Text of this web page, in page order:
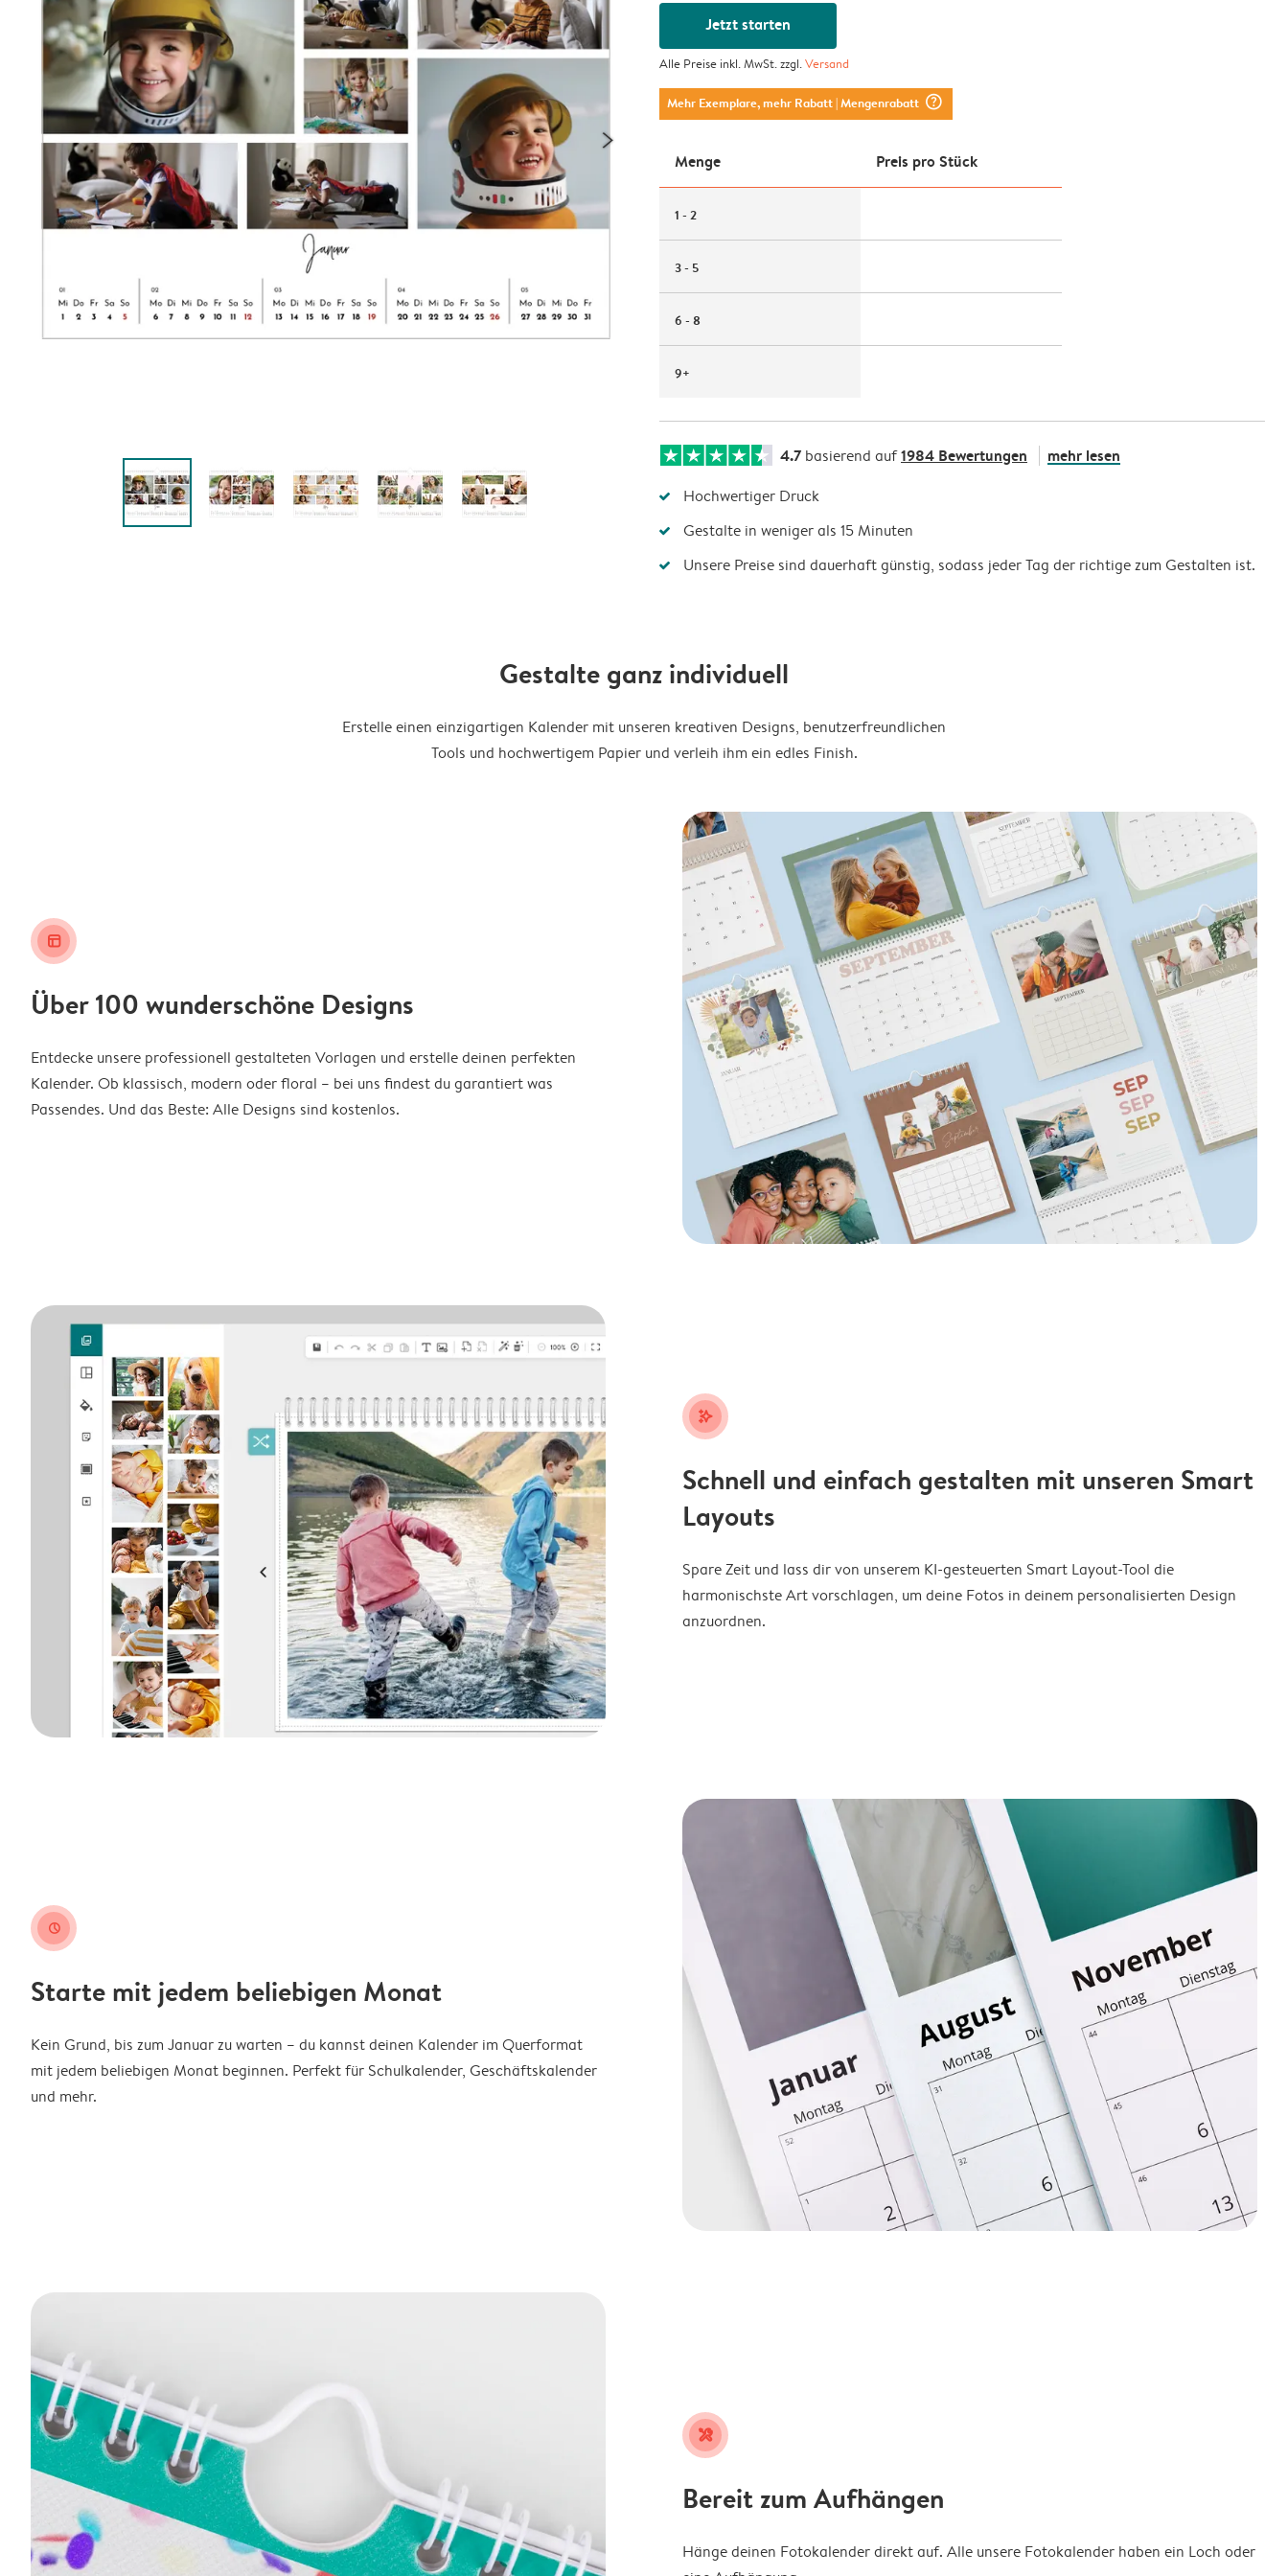
Jetzt starten
Alle Preise inkl. MwSt. zzgl.Versand
Mehr Exemplare, mehr Rabatt| Mengenrabatt question_mark_circle
Menge Preis pro Stück
1 - 2
3 - 5
6 - 8
9+
4.7 basierend auf1984 Bewertungen mehr lesen
Hochwertiger Druck
Gestalte in weniger als 15 Minuten
Unsere Preise sind dauerhaft günstig, sodass jeder Tag der richtige zum Gestalten ist.
Gestalte ganz individuell
Erstelle einen einzigartigen Kalender mit unseren kreativen Designs, benutzerfreundlichen
Tools und hochwertigem Papier und verleih ihm ein edles Finish.
layout_alt
Über 100 wunderschöne Designs
Entdecke unsere professionell gestalteten Vorlagen und erstelle deinen perfekten
Kalender. Ob klassisch, modern oder floral – bei uns findest du garantiert was
Passendes. Und das Beste: Alle Designs sind kostenlos.
stars_plus
Schnell und einfach gestalten mit unseren Smart
Layouts
Spare Zeit und lass dir von unserem KI-gesteuerten Smart Layout-Tool die
harmonischste Art vorschlagen, um deine Fotos in deinem personalisierten Design
anzuordnen.
clock
Starte mit jedem beliebigen Monat
Kein Grund, bis zum Januar zu warten – du kannst deinen Kalender im Querformat
mit jedem beliebigen Monat beginnen. Perfekt für Schulkalender, Geschäftskalender
und mehr.
tools
Bereit zum Aufhängen
Hänge deinen Fotokalender direkt auf. Alle unsere Fotokalender haben ein Loch oder